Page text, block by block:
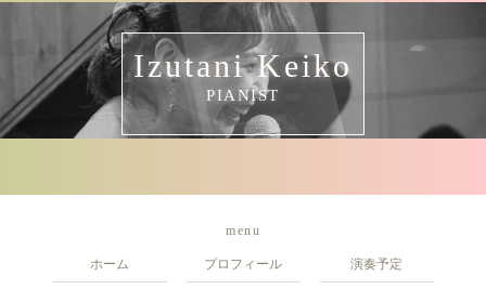
Izutani Keiko
PIANIST
menu
ホーム プロフィール 演奏予定